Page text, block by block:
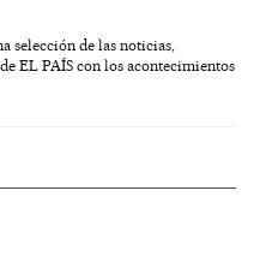
selección de las noticias,
EL PAÍS con los acontecimientos